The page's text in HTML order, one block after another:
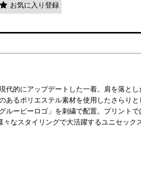
お気に入り登録
的にアップデートした一着。肩を落と
るポリエステル素材を使用したさらり
ーピーロゴ」を刺繍で配置。プリント
なスタイリングで大活躍するユニセック